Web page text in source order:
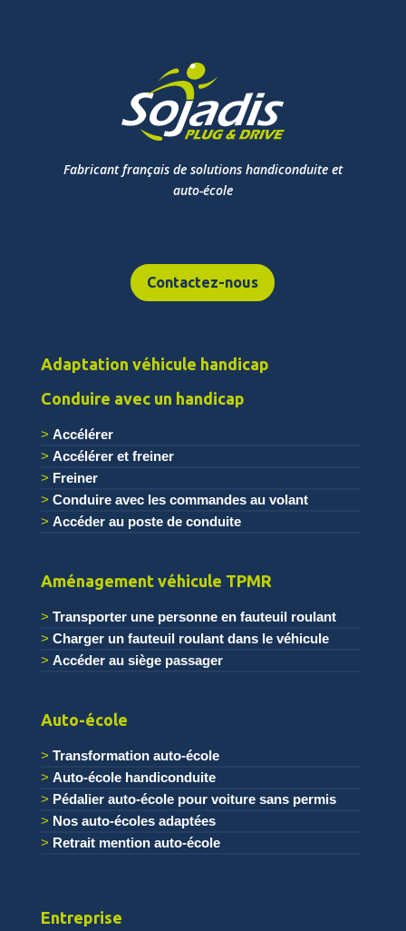
Fabricant français de solutions handiconduite et
auto-école
Contactez-nous
Adaptation véhicule handicap
Conduire avec un handicap
Accélérer
Accélérer et freiner
Freiner
Conduire avec les commandes au volant
Accéder au poste de conduite
Aménagement véhicule TPMR
Transporter une personne en fauteuil roulant
Charger un fauteuil roulant dans le véhicule
Accéder au siège passager
Auto-école
Transformation auto-école
Auto-école handiconduite
Pédalier auto-école pour voiture sans permis
Nos auto-écoles adaptées
Retrait mention auto-école
Entreprise